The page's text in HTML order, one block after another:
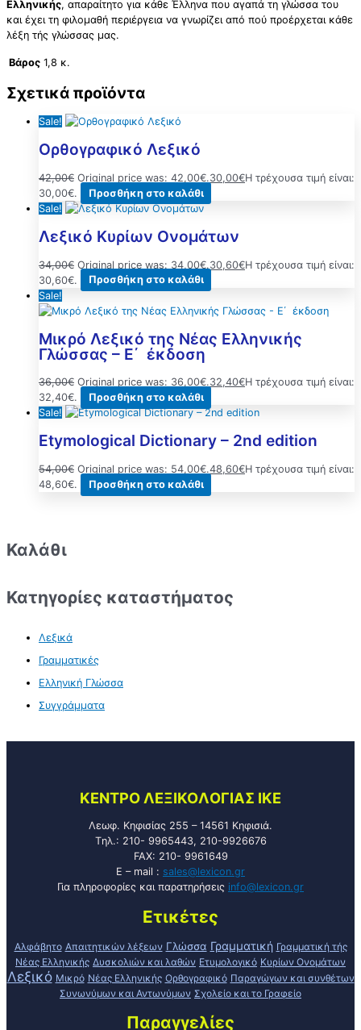
Ελληνικής, απαραίτητο για κάθε Έλληνα που αγαπά τη γλώσσα του
και έχει τη φιλομαθή περιέργεια να γνωρίζει από πού προέρχεται κάθε
λέξη τής γλώσσας μας.
Βάρος 1,8 κ.
Σχετικά προϊόντα
Sale!
Ορθογραφικό Λεξικό
42,00€ Original price was: 42,00€.30,00€Η τρέχουσα τιμή είναι:
30,00€.
Προσθήκη στο καλάθι
Sale!
Λεξικό Κυρίων Ονομάτων
34,00€ Original price was: 34,00€.30,60€Η τρέχουσα τιμή είναι:
30,60€.
Προσθήκη στο καλάθι
Sale!
Μικρό Λεξικό της Νέας Ελληνικής
Γλώσσας – Ε΄ έκδοση
36,00€ Original price was: 36,00€.32,40€Η τρέχουσα τιμή είναι:
32,40€.
Προσθήκη στο καλάθι
Sale!
Etymological Dictionary – 2nd edition
54,00€ Original price was: 54,00€.48,60€Η τρέχουσα τιμή είναι:
48,60€.
Προσθήκη στο καλάθι
Καλάθι
Κατηγορίες καταστήματος
Λεξικά
Γραμματικές
Ελληνική Γλώσσα
Συγγράμματα
KENTPO ΛEΞIKOΛOΓIAΣ ΙΚΕ
Λεωφ. Κηφισίας 255 – 14561 Κηφισιά.
Tηλ.: 210- 9965443, 210-9926676
FAX: 210- 9961649
E – mail : sales@lexicon.gr
Για πληροφορίες και παρατηρήσεις info@lexicon.gr
Ετικέτες
Αλφάβητο Απαιτητικών λέξεων Γλώσσα Γραμματική Γραμματική τής
Νέας Ελληνικής Δυσκολιών και λαθών Ετυμολογικό Κυρίων Ονομάτων
Λεξικό Μικρό Νέας Ελληνικής Ορθογραφικό Παραγώγων και συνθέτων
Συνωνύμων και Αντωνύμων Σχολείο και το Γραφείο
Παραγγελίες